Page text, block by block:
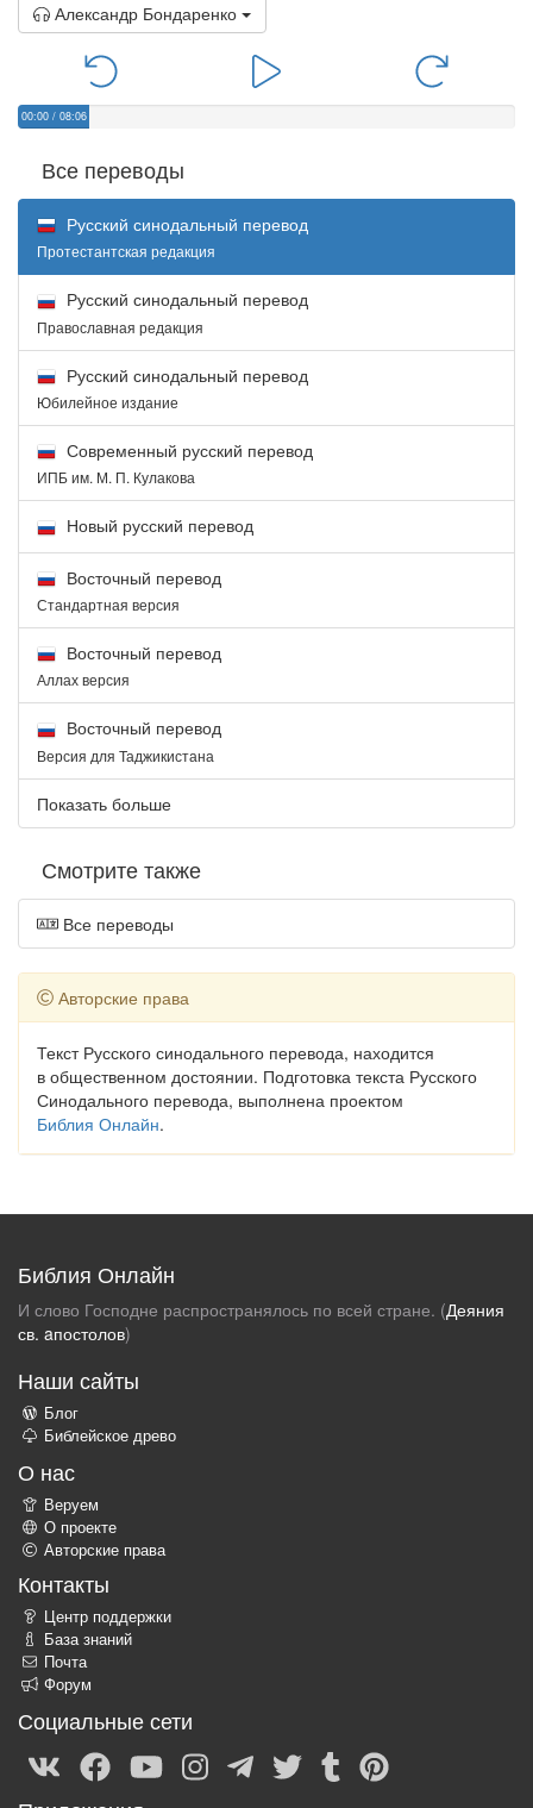
Александр Бондаренко
00:00 / 08:06
Все переводы
Русский синодальный перевод
Протестантская редакция
Русский синодальный перевод
Православная редакция
Русский синодальный перевод
Юбилейное издание
Современный русский перевод
ИПБ им. М. П. Кулакова
Новый русский перевод
Восточный перевод
Стандартная версия
Восточный перевод
Аллах версия
Восточный перевод
Версия для Таджикистана
Показать больше
Смотрите также
Все переводы
Авторские права
Текст Русского синодального перевода, находится
в общественном достоянии. Подготовка текста Русского
Синодального перевода, выполнена проектом
Библия Онлайн.
Библия Онлайн
И слово Господне распространялось по всей стране. (Деяния
св. aпостолов)
Наши сайты
Блог
Библейское древо
О нас
Веруем
О проекте
Авторские права
Контакты
Центр поддержки
База знаний
Почта
Форум
Социальные сети